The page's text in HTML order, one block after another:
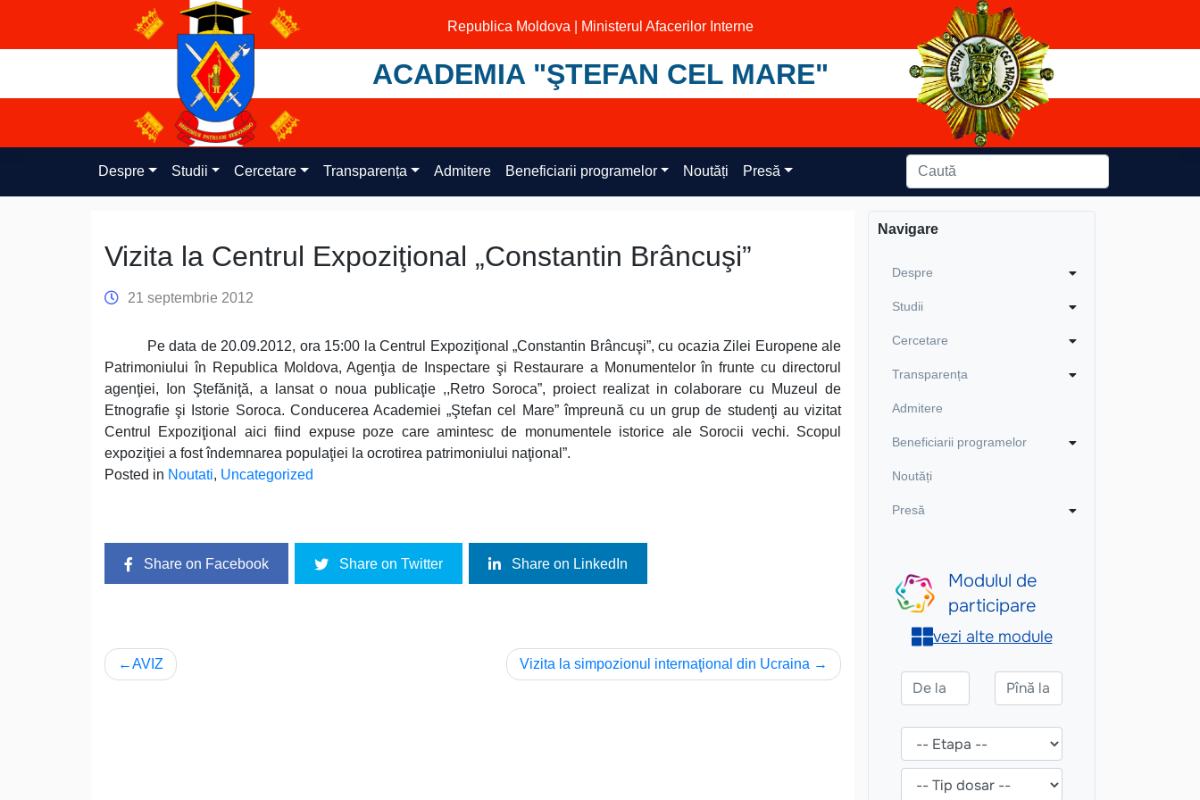
content
Republica Moldova | Ministerul Afacerilor Interne
ACADEMIA "ŞTEFAN CEL MARE"
Despre Studii Cercetare Transparența Admitere Beneficiarii programelor Noutăți Presă
Vizita la Centrul Expoziţional „Constantin Brâncuşi”
21 septembrie 2012
Pe data de 20.09.2012, ora 15:00 la Centrul Expoziţional „Constantin Brâncuşi”, cu ocazia Zilei Europene ale
Patrimoniului în Republica Moldova, Agenţia de Inspectare şi Restaurare a Monumentelor în frunte cu directorul
agenţiei, Ion Ştefăniţă, a lansat o noua publicaţie ,,Retro Soroca”, proiect realizat in colaborare cu Muzeul de
Etnografie şi Istorie Soroca. Conducerea Academiei „Ştefan cel Mare” împreună cu un grup de studenţi au vizitat
Centrul Expoziţional aici fiind expuse poze care amintesc de monumentele istorice ale Sorocii vechi. Scopul
expoziţiei a fost îndemnarea populaţiei la ocrotirea patrimoniului naţional”.
Posted in Noutati, Uncategorized
Share on Facebook Share on Twitter Share on LinkedIn
Navigare
AVIZ Vizita la simpozionul internaţional din Ucraina
Navigare
Despre
Studii
Cercetare
Transparența
Admitere
Beneficiarii programelor
Noutăți
Presă